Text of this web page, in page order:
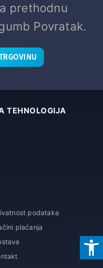
prethodnu
Povratak.
TEHNOLOGIJA
podataka
plaćanja